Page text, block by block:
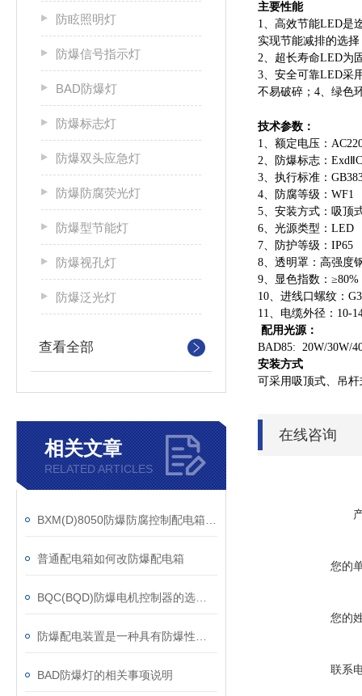
防眩照明灯
防爆信号指示灯
BAD防爆灯
防爆标志灯
防爆双头应急灯
防爆防腐荧光灯
防爆型节能灯
防爆视孔灯
防爆泛光灯
查看全部
相关文章
RELATED ARTICLES
普通配电箱如何改防爆配电箱
BAD防爆灯的相关事项说明
主要性能
1、高效节能LED是
实现节能减排的选择
2、超长寿命LED为
3、安全可靠LED采
不易破碎； 4、绿色
技术参数：
1、额定电压：
2、防爆标志： Exd
3、执行标准：
4、防腐等级： WF1
5、安装方式：吸顶
6、光源类型： LED
7、防护等级： IP65
8、透明罩：高强度
9、显色指数： ≥80%
10、进线口螺纹：
11、电缆外径： 10-
配用光源：
BAD85: 20W/30W/
安装方式
可采用吸顶式、吊
在线咨询
您的
您的
联系